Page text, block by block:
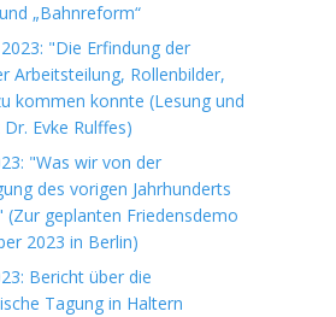
„Bahnreform“
"Die Erfindung der
Arbeitsteilung, Rollenbilder,
kommen konnte (Lesung und
Evke Rulffes)
"Was wir von der
des vorigen Jahrhunderts
(Zur geplanten Friedensdemo
2023 in Berlin)
Bericht über die
Tagung in Haltern